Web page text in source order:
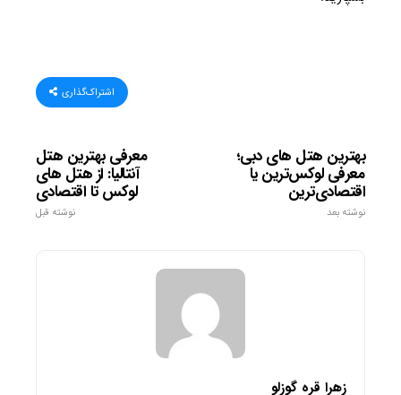
اشتراک‌گذاری
معرفی بهترین هتل
آنتالیا: از هتل های
لوکس تا اقتصادی
نوشته قبل
بهترین هتل های دبی؛
معرفی لوکس‌ترین یا
اقتصادی‌ترین
نوشته بعد
زهرا قره گوزلو